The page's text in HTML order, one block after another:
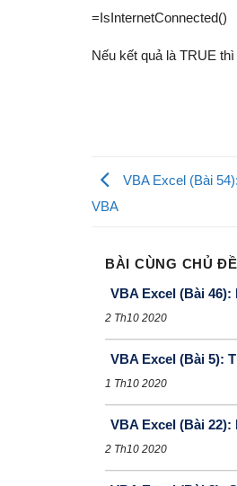
=IsInternetConnected()
Nếu kết quả là TRUE
VBA Excel (Bài
VBA
BÀI CÙNG CHỦ ĐỀ
VBA Excel (Bài
2 Th10 2020
VBA Excel (Bài 5):
1 Th10 2020
VBA Excel (Bài
2 Th10 2020